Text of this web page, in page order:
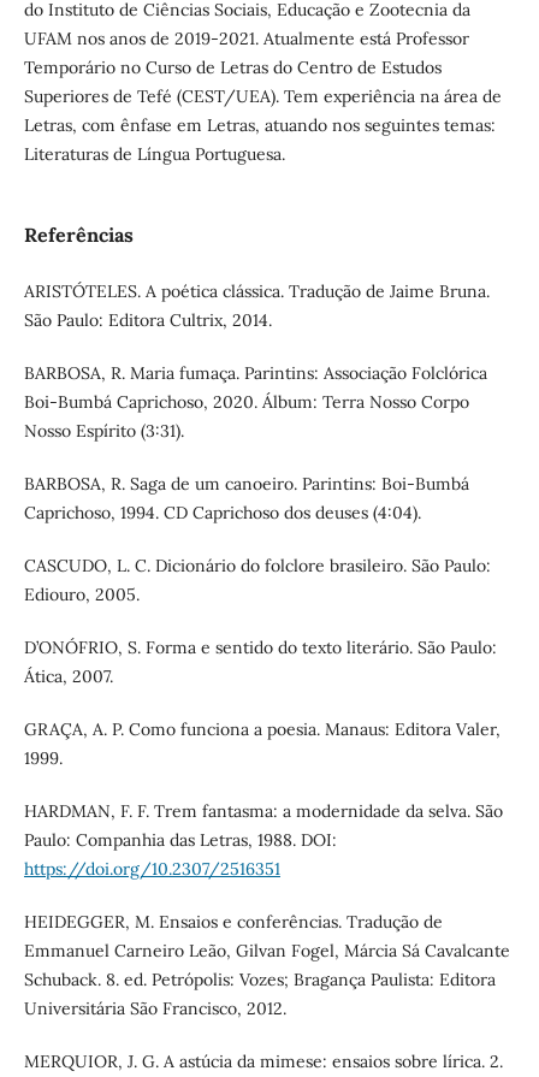
do Instituto de Ciências Sociais, Educação e Zootecnia da
UFAM nos anos de 2019-2021. Atualmente está Professor
Temporário no Curso de Letras do Centro de Estudos
Superiores de Tefé (CEST/UEA). Tem experiência na área de
Letras, com ênfase em Letras, atuando nos seguintes temas:
Literaturas de Língua Portuguesa.
Referências
ARISTÓTELES. A poética clássica. Tradução de Jaime Bruna.
São Paulo: Editora Cultrix, 2014.
BARBOSA, R. Maria fumaça. Parintins: Associação Folclórica
Boi-Bumbá Caprichoso, 2020. Álbum: Terra Nosso Corpo
Nosso Espírito (3:31).
BARBOSA, R. Saga de um canoeiro. Parintins: Boi-Bumbá
Caprichoso, 1994. CD Caprichoso dos deuses (4:04).
CASCUDO, L. C. Dicionário do folclore brasileiro. São Paulo:
Ediouro, 2005.
D’ONÓFRIO, S. Forma e sentido do texto literário. São Paulo:
Ática, 2007.
GRAÇA, A. P. Como funciona a poesia. Manaus: Editora Valer,
1999.
HARDMAN, F. F. Trem fantasma: a modernidade da selva. São
Paulo: Companhia das Letras, 1988. DOI:
https://doi.org/10.2307/2516351
HEIDEGGER, M. Ensaios e conferências. Tradução de
Emmanuel Carneiro Leão, Gilvan Fogel, Márcia Sá Cavalcante
Schuback. 8. ed. Petrópolis: Vozes; Bragança Paulista: Editora
Universitária São Francisco, 2012.
MERQUIOR, J. G. A astúcia da mimese: ensaios sobre lírica. 2.